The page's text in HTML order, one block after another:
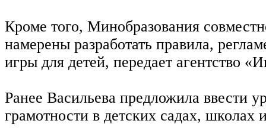
Кроме того, Минобразования
намерены разработать правила,
игры для детей, передает агентство
Ранее Васильева предложила ввести
грамотности в детских садах, школах